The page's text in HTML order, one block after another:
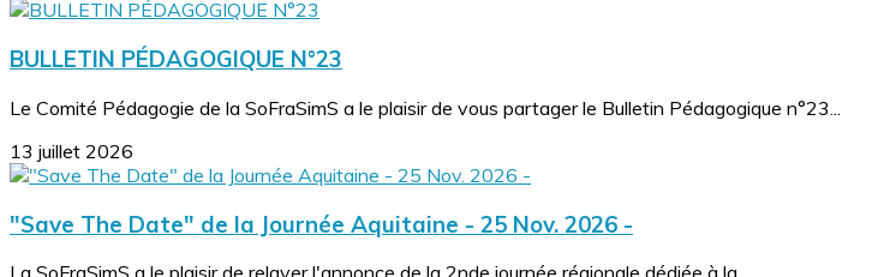
BULLETIN PÉDAGOGIQUE N°23
Le Comité Pédagogie de la SoFraSimS a le plaisir de vous partager le Bulletin Pédagogique n°23...
13 juillet 2026
"Save The Date" de la Journée Aquitaine - 25 Nov. 2026 -